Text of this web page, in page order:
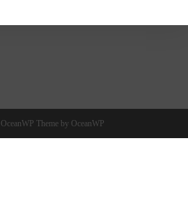
Theme by OceanWP